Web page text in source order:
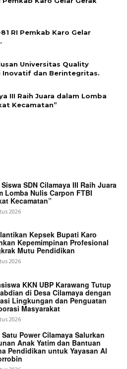
RI Pemkab Karo Gelar
Universitas Quality
Inovatif dan Berintegritas.
III Raih Juara dalam Lomba
Kecamatan”
Siswa SDN Cilamaya III Raih Juara
Lomba Nulis Carpon FTBI
Kecamatan”
2026
Kepsek Bupati Karo
Kepemimpinan Profesional
Mutu Pendidikan
2026
KKN UBP Karawang Tutup
di Desa Cilamaya dengan
Lingkungan dan Penguatan
Masyarakat
2026
Satu Power Cilamaya Salurkan
Anak Yatim dan Bantuan
Pendidikan untuk Yayasan Al